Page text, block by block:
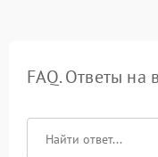
FAQ. Ответы на